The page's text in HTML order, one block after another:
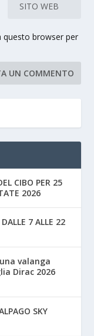
questo browser per
CIBO PER 25
2026
7 ALLE 22
valanga
Dirac 2026
SKY